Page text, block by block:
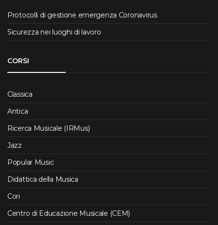
Protocolli di gestione emergenza Coronavirus
Sicurezza nei luoghi di lavoro
CORSI
Classica
Antica
Ricerca Musicale (IRMus)
Jazz
Popular Music
Didattica della Musica
Cori
Centro di Educazione Musicale (CEM)